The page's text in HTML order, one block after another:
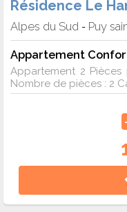
Résidence Le
Alpes du Sud - Puy
Appartement
Appartement 2
Nombre de pièces : 2